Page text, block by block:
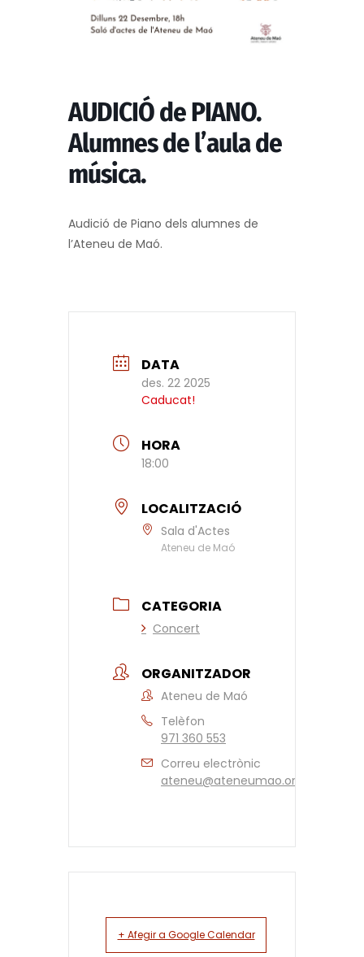
AUDICIÓ de PIANO.
Alumnes de l’aula de
música.
Audició de Piano dels alumnes de
l’Ateneu de Maó.
DATA
des. 22 2025
Caducat!
HORA
18:00
LOCALITZACIÓ
Sala d'Actes
Ateneu de Maó
CATEGORIA
Concert
ORGANITZADOR
Ateneu de Maó
Telèfon
971 360 553
Correu electrònic
ateneu@ateneumao.org
+ Afegir a Google Calendar